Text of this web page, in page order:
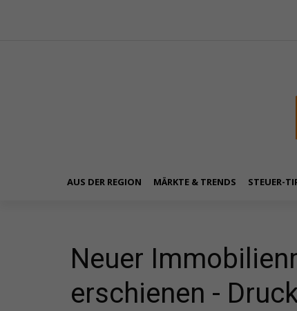
AUS DER REGION MÄRKTE & TRENDS STEUER-
Neuer
erschienen -